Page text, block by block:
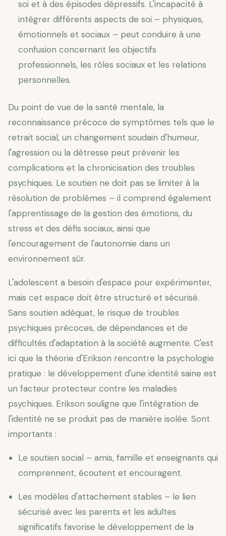
soi et à des épisodes dépressifs. L'incapacité à
intégrer différents aspects de soi – physiques,
émotionnels et sociaux – peut conduire à une
confusion concernant les objectifs
professionnels, les rôles sociaux et les relations
personnelles.
Du point de vue de la santé mentale, la
reconnaissance précoce de symptômes tels que le
retrait social, un changement soudain d'humeur,
l'agression ou la détresse peut prévenir les
complications et la chronicisation des troubles
psychiques. Le soutien ne doit pas se limiter à la
résolution de problèmes – il comprend également
l'apprentissage de la gestion des émotions, du
stress et des défis sociaux, ainsi que
l'encouragement de l'autonomie dans un
environnement sûr.
L'adolescent a besoin d'espace pour expérimenter,
mais cet espace doit être structuré et sécurisé.
Sans soutien adéquat, le risque de troubles
psychiques précoces, de dépendances et de
difficultés d'adaptation à la société augmente. C'est
ici que la théorie d'Erikson rencontre la psychologie
pratique : le développement d'une identité saine est
un facteur protecteur contre les maladies
psychiques. Erikson souligne que l'intégration de
l'identité ne se produit pas de manière isolée. Sont
importants :
Le soutien social – amis, famille et enseignants qui
comprennent, écoutent et encouragent.
Les modèles d'attachement stables – le lien
sécurisé avec les parents et les adultes
significatifs favorise le développement de la